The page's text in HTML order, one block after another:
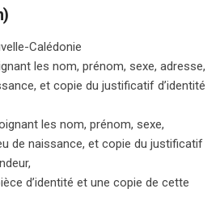
Calédonie
les nom, prénom, sexe, adresse,
et copie du justificatif d’identité
les nom, prénom, sexe,
de naissance, et copie du justificatif
d’identité et une copie de cette